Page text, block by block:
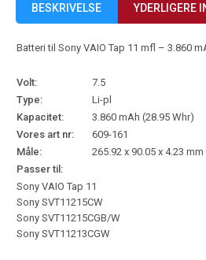
BESKRIVELSE YDERLIGERE
Batteri til Sony VAIO Tap 11 mfl – 3.860
Volt:
7.5
Type:
Li-pl
Kapacitet:
3.860 mAh (28.95 Whr)
Vores art nr:
609-161
Måle:
265.92 x 90.05 x 4.23 mm
Passer til:
Sony VAIO Tap 11
Sony SVT11215CW
Sony SVT11215CGB/W
Sony SVT11213CGW